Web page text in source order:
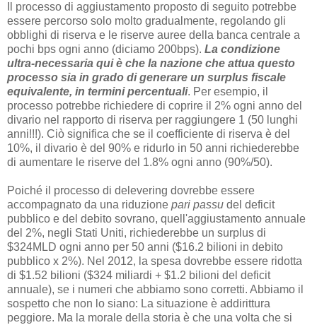
Il processo di aggiustamento proposto di seguito potrebbe
essere percorso solo molto gradualmente, regolando gli
obblighi di riserva e le riserve auree della banca centrale a
pochi bps ogni anno (diciamo 200bps). La condizione
ultra-necessaria qui è che la nazione che attua questo
processo sia in grado di generare un surplus fiscale
equivalente, in termini percentuali. Per esempio, il
processo potrebbe richiedere di coprire il 2% ogni anno del
divario nel rapporto di riserva per raggiungere 1 (50 lunghi
anni!!!). Ciò significa che se il coefficiente di riserva è del
10%, il divario è del 90% e ridurlo in 50 anni richiederebbe
di aumentare le riserve del 1.8% ogni anno (90%/50).
Poiché il processo di delevering dovrebbe essere
accompagnato da una riduzione pari passu del deficit
pubblico e del debito sovrano, quell'aggiustamento annuale
del 2%, negli Stati Uniti, richiederebbe un surplus di
$324MLD ogni anno per 50 anni ($16.2 bilioni in debito
pubblico x 2%). Nel 2012, la spesa dovrebbe essere ridotta
di $1.52 bilioni ($324 miliardi + $1.2 bilioni del deficit
annuale), se i numeri che abbiamo sono corretti. Abbiamo il
sospetto che non lo siano: La situazione è addirittura
peggiore. Ma la morale della storia è che una volta che si